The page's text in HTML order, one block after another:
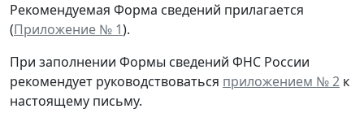
Рекомендуемая Форма сведений прилагается
(Приложение № 1).
При заполнении Формы сведений ФНС России
рекомендует руководствоваться приложением № 2 к
настоящему письму.